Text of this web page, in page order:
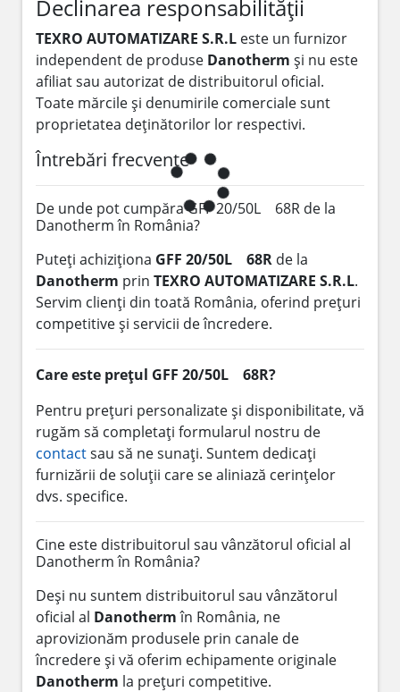
Declinarea responsabilității
TEXRO AUTOMATIZARE S.R.L este un furnizor
independent de produse Danotherm și nu este
afiliat sau autorizat de distribuitorul oficial.
Toate mărcile și denumirile comerciale sunt
proprietatea deținătorilor lor respectivi.
Întrebări frecvente
De unde pot cumpăra GFF 20/50L 68R de la
Danotherm în România?
Puteți achiziționa GFF 20/50L 68R de la
Danotherm prin TEXRO AUTOMATIZARE S.R.L.
Servim clienți din toată România, oferind prețuri
competitive și servicii de încredere.
Care este prețul GFF 20/50L 68R?
Pentru prețuri personalizate și disponibilitate, vă
rugăm să completați formularul nostru de
contactsau să ne sunați. Suntem dedicați
furnizării de soluții care se aliniază cerințelor
dvs. specifice.
Cine este distribuitorul sau vânzătorul oficial al
Danotherm în România?
Deși nu suntem distribuitorul sau vânzătorul
oficial al Danothermîn România, ne
aprovizionăm produsele prin canale de
încredere și vă oferim echipamente originale
Danotherm la prețuri competitive.